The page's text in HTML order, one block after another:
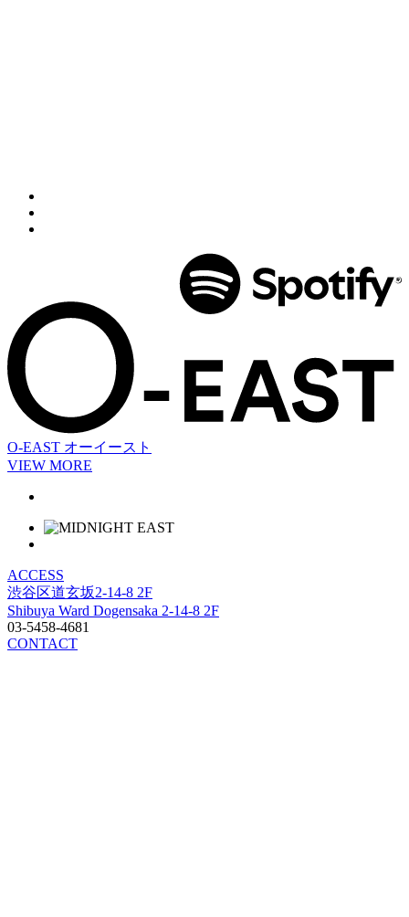
O-EAST オーイースト
VIEW MORE
ACCESS
渋谷区道玄坂2-14-8 2F
Shibuya Ward Dogensaka 2-14-8 2F
03-5458-4681
CONTACT